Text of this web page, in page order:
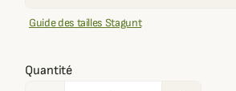
Guide des tailles Stagunt
Quantité